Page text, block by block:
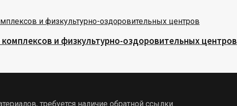
и физкультурно-оздоровительных центров
требуется наличие обратной ссылки.